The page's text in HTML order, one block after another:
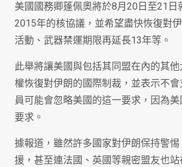
美國國務卿蓬佩奧將於8月20日至21
2015年的核協議，並希望盡快恢復對
活動、武器禁運期限再延長13年等。
此舉將讓美國與包括其同盟在內的其
權恢復對伊朗的國際制裁，並表示不
員可能會忽略美國的這一要求，因為
要求。
據報道，雖然許多國家對伊朗保持警
援，甚至連法國、英國等親密盟友也站